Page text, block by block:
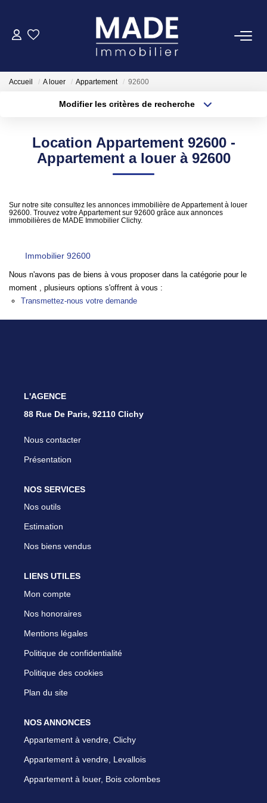
ACHETER
NOTRE AGENCE
Nous Rejoindre
Parrainer Un Proche
Accueil A louer Appartement 92600
Modifier les critères de recherche
Appartement
Type de bien
Surface min
Créer une alerte
Location Appartement 92600 -
Appartement a louer à 92600
Sur notre site consultez les annonces immobilière de Appartement à louer
92600. Trouvez votre Appartement sur 92600 grâce aux annonces
immobilières de MADE Immobilier Clichy.
Immobilier 92600
Nous n'avons pas de biens à vous proposer dans la catégorie pour le
moment , plusieurs options s'offrent à vous :
Transmettez-nous votre demande
L'AGENCE
88 Rue De Paris, 92110 Clichy
Nous contacter
Présentation
NOS SERVICES
Nos outils
Estimation
Nos biens vendus
LIENS UTILES
Mon compte
Nos honoraires
Mentions légales
Politique de confidentialité
Politique des cookies
Plan du site
NOS ANNONCES
Appartement à vendre, Clichy
Appartement à vendre, Levallois
Appartement à louer, Bois colombes